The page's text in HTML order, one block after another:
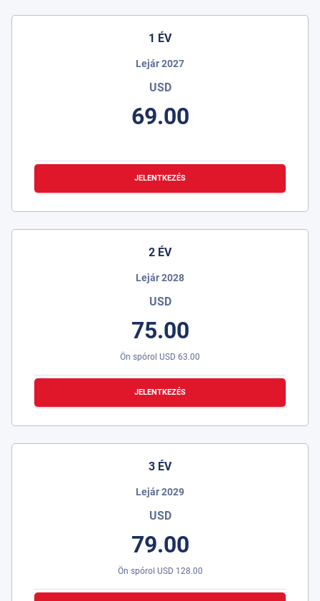
1 ÉV
Lejár 2027
USD
69.00
JELENTKEZÉS
2 ÉV
Lejár 2028
USD
75.00
Ön spórol USD 63.00
JELENTKEZÉS
3 ÉV
Lejár 2029
USD
79.00
Ön spórol USD 128.00